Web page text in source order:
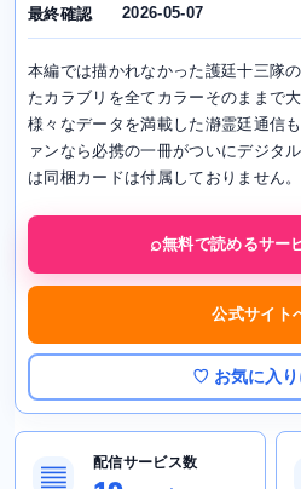
最終確認 2026-05-07
本編では描かれなかった護廷十三隊
たカラブリを全てカラーそのままで
様々なデータを満載した瀞霊廷通信
ァンなら必携の一冊がついにデジ
は同梱カードは付属しておりません
無料で読めるサー
公式サイト
♡ お気に入り
▤
配信サービス数